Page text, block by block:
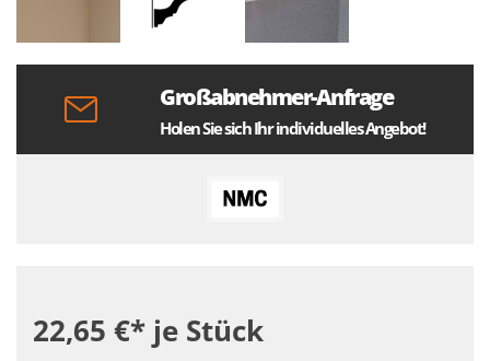
Großabnehmer-Anfrage
Holen Sie sich Ihr individuelles Angebot!
22,65 €* je Stück